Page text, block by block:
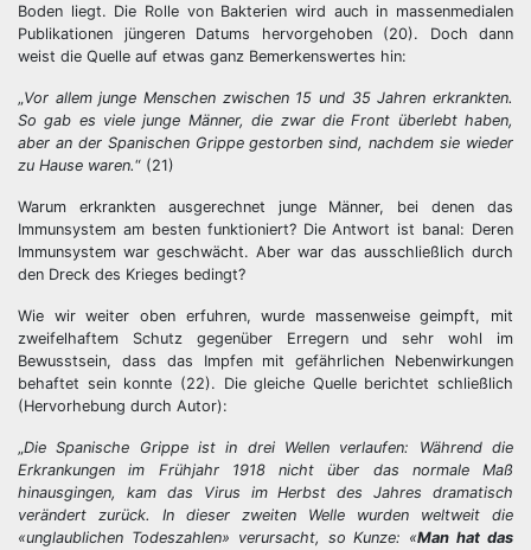
Boden liegt. Die Rolle von Bakterien wird auch in massenmedialen
Publikationen jüngeren Datums hervorgehoben (20). Doch dann
weist die Quelle auf etwas ganz Bemerkenswertes hin:
„Vor allem junge Menschen zwischen 15 und 35 Jahren erkrankten.
So gab es viele junge Männer, die zwar die Front überlebt haben,
aber an der Spanischen Grippe gestorben sind, nachdem sie wieder
zu Hause waren.“ (21)
Warum erkrankten ausgerechnet junge Männer, bei denen das
Immunsystem am besten funktioniert? Die Antwort ist banal: Deren
Immunsystem war geschwächt. Aber war das ausschließlich durch
den Dreck des Krieges bedingt?
Wie wir weiter oben erfuhren, wurde massenweise geimpft, mit
zweifelhaftem Schutz gegenüber Erregern und sehr wohl im
Bewusstsein, dass das Impfen mit gefährlichen Nebenwirkungen
behaftet sein konnte (22). Die gleiche Quelle berichtet schließlich
(Hervorhebung durch Autor):
„Die Spanische Grippe ist in drei Wellen verlaufen: Während die
Erkrankungen im Frühjahr 1918 nicht über das normale Maß
hinausgingen, kam das Virus im Herbst des Jahres dramatisch
verändert zurück. In dieser zweiten Welle wurden weltweit die
«unglaublichen Todeszahlen» verursacht, so Kunze: «Man hat das